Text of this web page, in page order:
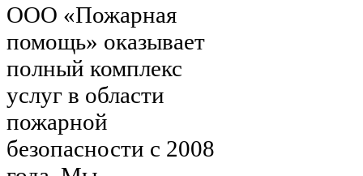
ООО «Пожарная
помощь» оказывает
полный комплекс
услуг в области
пожарной
безопасности с 2008